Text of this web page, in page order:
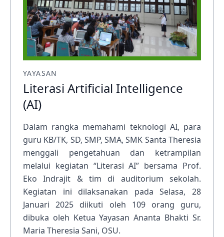
YAYASAN
Literasi Artificial Intelligence
(AI)
Dalam rangka memahami teknologi AI, para
guru KB/TK, SD, SMP, SMA, SMK Santa Theresia
menggali pengetahuan dan ketrampilan
melalui kegiatan “Literasi AI” bersama Prof.
Eko Indrajit & tim di auditorium sekolah.
Kegiatan ini dilaksanakan pada Selasa, 28
Januari 2025 diikuti oleh 109 orang guru,
dibuka oleh Ketua Yayasan Ananta Bhakti Sr.
Maria Theresia Sani, OSU.